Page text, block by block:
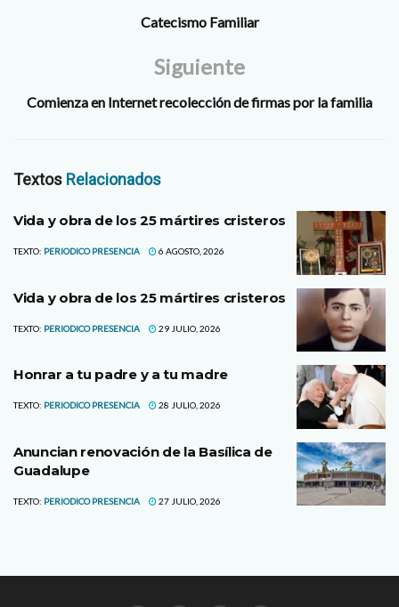
Catecismo Familiar
Siguiente
Comienza en Internet recolección de firmas por la familia
Textos Relacionados
Vida y obra de los 25 mártires cristeros
TEXTO: PERIODICO PRESENCIA 6 AGOSTO, 2026
Vida y obra de los 25 mártires cristeros
TEXTO: PERIODICO PRESENCIA 29 JULIO, 2026
Honrar a tu padre y a tu madre
TEXTO: PERIODICO PRESENCIA 28 JULIO, 2026
Anuncian renovación de la Basílica de
Guadalupe
TEXTO: PERIODICO PRESENCIA 27 JULIO, 2026